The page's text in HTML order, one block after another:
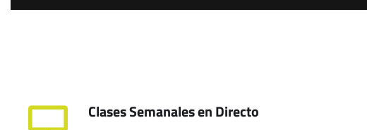
Clases Semanales en Directo